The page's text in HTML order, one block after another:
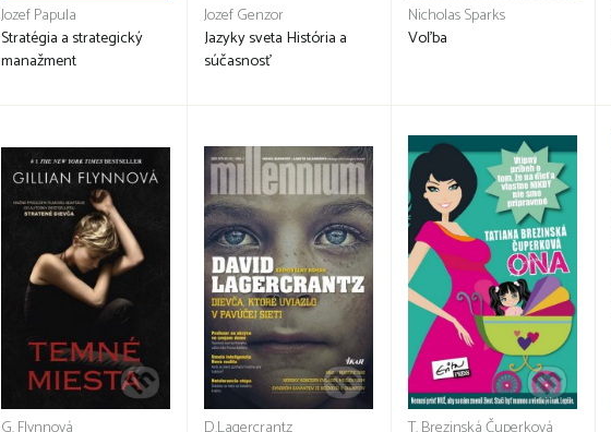
Jozef Papula
Stratégia a strategický
manažment
Jozef Genzor
Jazyky sveta História a
súčasnosť
Nicholas Sparks
Voľba